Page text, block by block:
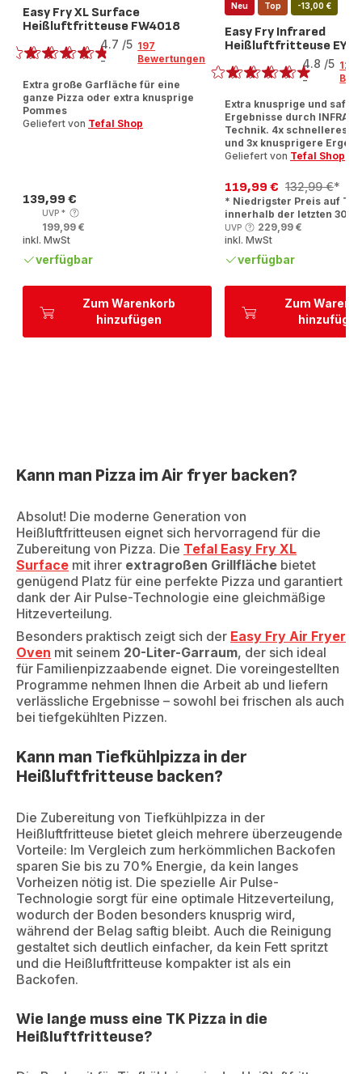
Zum Warenkorb
hinzufügen
Easy Fry XL Surface
Heißluftfritteuse FW4018
Bewertung
4.7 /5
-
197
Bewertungen
Extra große Garfläche für eine
ganze Pizza oder extra knusprige
Pommes
Geliefert von Tefal Shop
Preis
139,99 €
UVP*
199,99 €
inkl. MwSt
verfügbar
Zum
Neu Top -13,00 €
Easy Fry Infrared
Heißluftfritteuse
Bewertung
4.8 /5
-
126
Extra knusprige und
Ergebnisse durch
Technik. 4x schnelleres
und 3x knusprigere
Geliefert von Tefal Shop
Ermäßigter
Preis
119,99 €
Erstes
Angebot
132,99 €*
* Niedrigster Preis auf
innerhalb der letzten 30
UVP
229,99 €
inkl. MwSt
verfügbar
Kann man Pizza im Air fryer backen?
Absolut! Die moderne Generation von
Heißluftfritteusen eignet sich hervorragend für die
Zubereitung von Pizza. Die Tefal Easy Fry XL
Surface mit ihrer extragroßen Grillfläche bietet
genügend Platz für eine perfekte Pizza und garantiert
dank der Air Pulse-Technologie eine gleichmäßige
Hitzeverteilung.
Besonders praktisch zeigt sich der Easy Fry Air Fryer
Oven mit seinem 20-Liter-Garraum, der sich ideal
für Familienpizzaabende eignet. Die voreingestellten
Programme nehmen Ihnen die Arbeit ab und liefern
verlässliche Ergebnisse – sowohl bei frischen als auch
bei tiefgekühlten Pizzen.
Kann man Tiefkühlpizza in der
Heißluftfritteuse backen?
Die Zubereitung von Tiefkühlpizza in der
Heißluftfritteuse bietet gleich mehrere überzeugende
Vorteile: Im Vergleich zum herkömmlichen Backofen
sparen Sie bis zu 70% Energie, da kein langes
Vorheizen nötig ist. Die spezielle Air Pulse-
Technologie sorgt für eine optimale Hitzeverteilung,
wodurch der Boden besonders knusprig wird,
während der Belag saftig bleibt. Auch die Reinigung
gestaltet sich deutlich einfacher, da kein Fett spritzt
und die Heißluftfritteuse kompakter ist als ein
Backofen.
Wie lange muss eine TK Pizza in die
Heißluftfritteuse?